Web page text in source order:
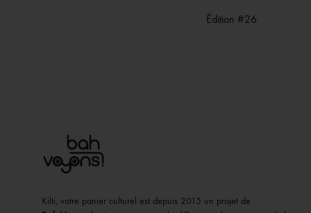
Édition #26
Kilti, votre panier culturel est depuis 2015 un projet de